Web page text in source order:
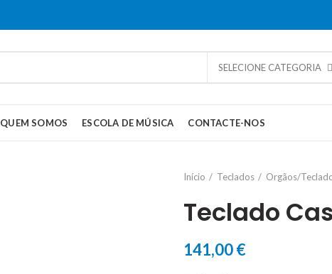
SELECIONE CATEGORIA
QUEM SOMOS ESCOLA DE MÚSICA CONTACTE-NOS
Início
Teclados Orgãos/
Teclado
141,00€